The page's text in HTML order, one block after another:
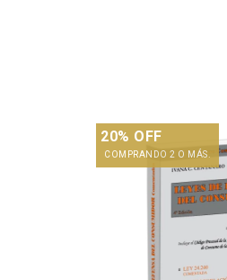
20% OFF
COMPRANDO 2 O MÁS.